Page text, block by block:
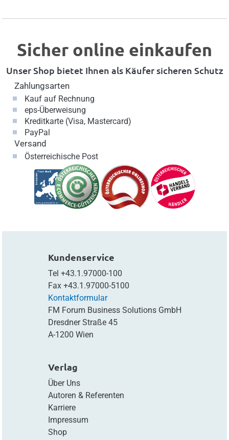
Sicher online einkaufen
Unser Shop bietet Ihnen als Käufer sicheren Schutz
Zahlungsarten
Kauf auf Rechnung
eps-Überweisung
Kreditkarte (Visa, Mastercard)
PayPal
Versand
Österreichische Post
Kundenservice
Tel +43.1.97000-100
Fax +43.1.97000-5100
Kontaktformular
FM Forum Business Solutions GmbH
Dresdner Straße 45
A-1200 Wien
Verlag
Über Uns
Autoren & Referenten
Karriere
Impressum
Shop